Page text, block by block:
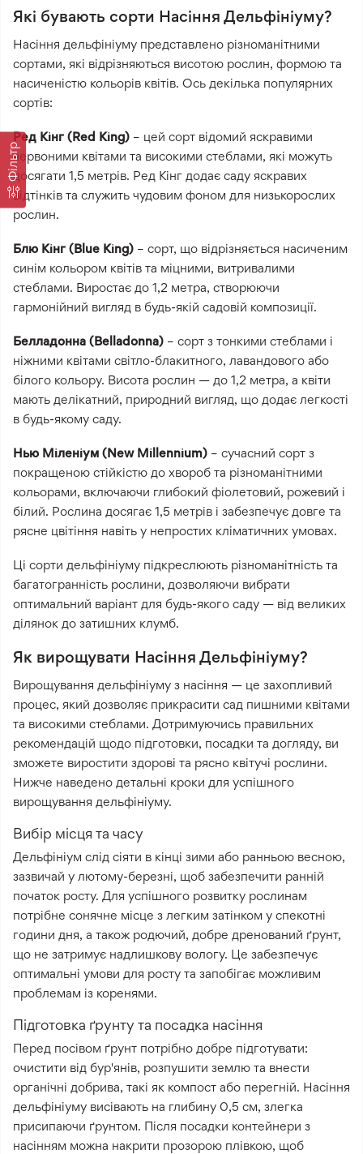
Фільтр
Які бувають сорти Насіння Дельфініуму?
Насіння дельфініуму представлено різноманітними
сортами, які відрізняються висотою рослин, формою та
насиченістю кольорів квітів. Ось декілька популярних
сортів:
Ред Кінг (Red King) – цей сорт відомий яскравими
червоними квітами та високими стеблами, які можуть
досягати 1,5 метрів. Ред Кінг додає саду яскравих
відтінків та служить чудовим фоном для низькорослих
рослин.
Блю Кінг (Blue King) – сорт, що відрізняється насиченим
синім кольором квітів та міцними, витривалими
стеблами. Виростає до 1,2 метра, створюючи
гармонійний вигляд в будь-якій садовій композиції.
Белладонна (Belladonna) – сорт з тонкими стеблами і
ніжними квітами світло-блакитного, лавандового або
білого кольору. Висота рослин — до 1,2 метра, а квіти
мають делікатний, природний вигляд, що додає легкості
в будь-якому саду.
Нью Міленіум (New Millennium) – сучасний сорт з
покращеною стійкістю до хвороб та різноманітними
кольорами, включаючи глибокий фіолетовий, рожевий і
білий. Рослина досягає 1,5 метрів і забезпечує довге та
рясне цвітіння навіть у непростих кліматичних умовах.
Ці сорти дельфініуму підкреслюють різноманітність та
багатогранність рослини, дозволяючи вибрати
оптимальний варіант для будь-якого саду — від великих
ділянок до затишних клумб.
Як вирощувати Насіння Дельфініуму?
Вирощування дельфініуму з насіння — це захопливий
процес, який дозволяє прикрасити сад пишними квітами
та високими стеблами. Дотримуючись правильних
рекомендацій щодо підготовки, посадки та догляду, ви
зможете виростити здорові та рясно квітучі рослини.
Нижче наведено детальні кроки для успішного
вирощування дельфініуму.
Вибір місця та часу
Дельфініум слід сіяти в кінці зими або ранньою весною,
зазвичай у лютому-березні, щоб забезпечити ранній
початок росту. Для успішного розвитку рослинам
потрібне сонячне місце з легким затінком у спекотні
години дня, а також родючий, добре дренований ґрунт,
що не затримує надлишкову вологу. Це забезпечує
оптимальні умови для росту та запобігає можливим
проблемам із коренями.
Підготовка ґрунту та посадка насіння
Перед посівом ґрунт потрібно добре підготувати:
очистити від бур'янів, розпушити землю та внести
органічні добрива, такі як компост або перегній. Насіння
дельфініуму висівають на глибину 0,5 см, злегка
присипаючи ґрунтом. Після посадки контейнери з
насінням можна накрити прозорою плівкою, щоб